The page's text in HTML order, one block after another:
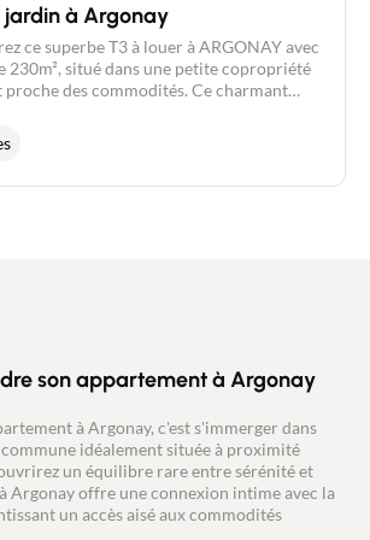
Vendre
Acheter
jardin à Argonay
ce superbe T3 à louer à ARGONAY avec
230m², situé dans une petite copropriété
des commodités. Ce charmant
pièce à vivre ouverte d'environ 43m²
une cuisine équipée et fonctionnelle,
par mois. Aucune charge de
son appartement à Argonay
à Argonay, c'est s'immerger dans
idéalement située à proximité
un équilibre rare entre sérénité et
Argonay offre une connexion intime avec la
un accès aisé aux commodités